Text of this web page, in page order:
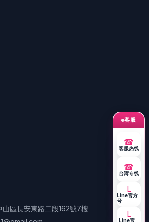
區長安東路二段162號7樓
客服
☎
客服热线
☎
台湾专线
L
Line官方
号
L
Line官